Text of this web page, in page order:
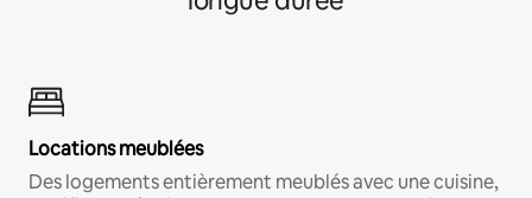
Locations meublées
Des logements entièrement meublés avec une cuisine,